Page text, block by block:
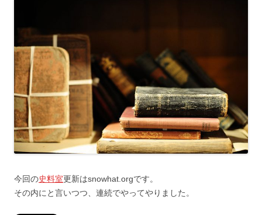
今回の史料室更新はsnowhat.orgです。
その内にと言いつつ、連続でやってやりました。